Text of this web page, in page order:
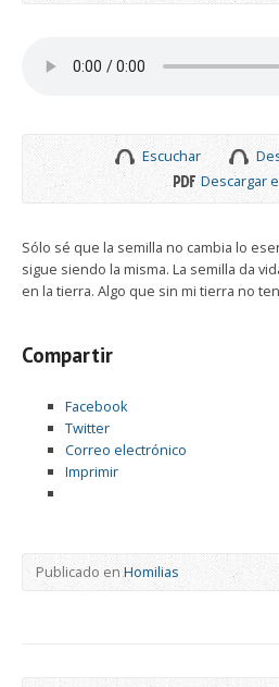
Escuchar
Descargar
Sólo sé que la semilla no cambia lo
sigue siendo la misma. La semilla da
en la tierra. Algo que sin mi tierra no
Compartir
Facebook
Twitter
Correo electrónico
Imprimir
Publicado enHomilias